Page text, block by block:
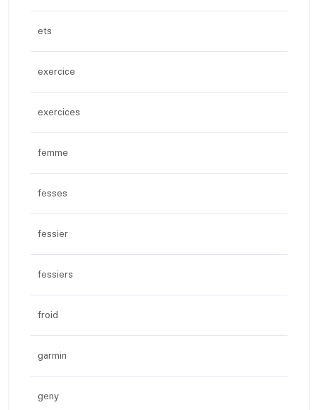
ets
exercice
exercices
femme
fesses
fessier
fessiers
froid
garmin
geny